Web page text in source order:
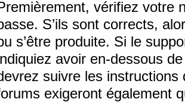
vérifiez votre
S’ils sont corrects,
s’être produite. Si le
avoir en-dessous
suivre les
exigeront également